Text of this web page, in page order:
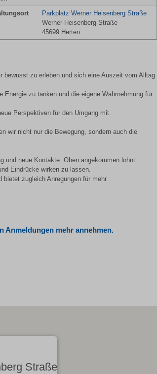
Parkplatz Werner Heisenberg Straße
Werner-Heisenberg-Straße
45699 Herten
bewusst zu erleben und sich eine Auszeit vom Alltag
zu tanken und die eigene Wahrnehmung für
Perspektiven für den Umgang mit
wir nicht nur die Bewegung, sondern auch die
und neue Kontakte. Oben angekommen lohnt
Eindrücke wirken zu lassen.
bietet zugleich Anregungen für mehr
Anmeldungen mehr annehmen.
Straße